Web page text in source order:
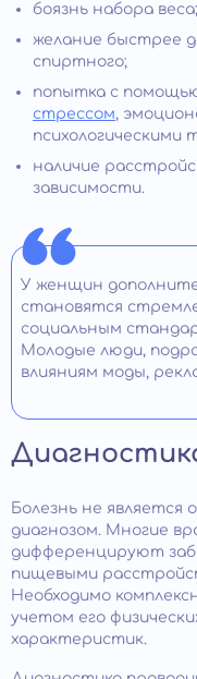
боязнь набора веса;
желание быстрее
спиртного;
попытка с
стрессом,
психологическими
наличие
зависимости.
У женщин
становятся
социальным
Молодые люди,
влияниям моды,
Болезнь не является
диагнозом. Многие
дифференцируют
пищевыми
Необходимо
учетом его
характеристик.